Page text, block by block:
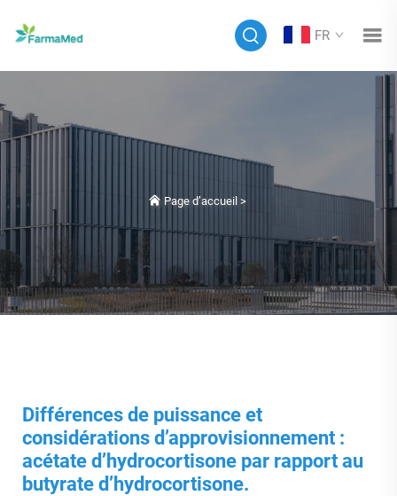
FR
Page d’accueil >
Différences de puissance et
considérations d’approvisionnement :
acétate d’hydrocortisone par rapport au
butyrate d’hydrocortisone.